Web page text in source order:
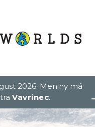
2026. Meniny má
Vavrinec.